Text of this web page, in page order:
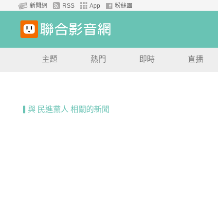
新聞網 RSS App 粉絲團
主題 熱門 即時 直播
與 民進黨人 相關的新聞